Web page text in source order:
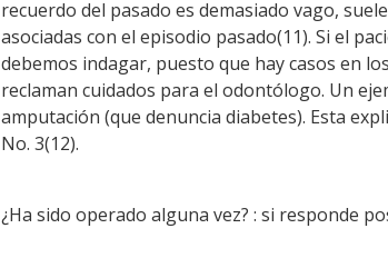
recuerdo del pasado es demasiado vago,
asociadas con el episodio pasado(11). Si el
debemos indagar, puesto que hay casos en
reclaman cuidados para el odontólogo. Un
amputación (que denuncia diabetes). Esta
No. 3(12).
¿Ha sido operado alguna vez? : si responde